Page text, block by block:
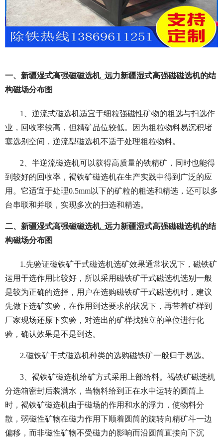
一、新疆湿式高强磁磁选机_远力新疆湿式高强磁磁选机的结
构磁场分布图
1、逆流式磁选机适宜于细粒强磁性矿物的粗选与扫选作
业，回收率较高，但精矿品位较低。因为粗粒物料易沉积堵
塞选别空间，逆流型磁选机不适于处理粗粒物料。
2、半逆流磁选机可以获得高质量的铁精矿，同时也能得
到较好的回收率，褐铁矿磁选机在生产实践中得到广泛的应
用。它适宜于处理0.5mm以下的矿粒的粗选和精选，还可以多
台串联和并联，实现多次的扫选和精选。
二、新疆湿式高强磁磁选机_远力新疆湿式高强磁磁选机的结
构磁场分布图
1.先验证磁铁矿干式磁选机选矿效果通常状况下，磁铁矿
运用干选作用比较好，所以采用磁铁矿干式磁选机选别一般
是较为正确的选择，用户在选购磁铁矿干式磁选机时，建议
先做下选矿实验，在作用到达要求的状况下，再带着矿样到
厂家现场还原下实验，对选出的矿样找独立的单位进行化
验，确认效果是不是到达。
2.磁铁矿干式磁选机种类的选购磁铁矿一般归于易选。
3、褐铁矿磁选机给矿方式采用上部给料。褐铁矿磁选机
分选箱密封后装满水，当物料给到正在水中运转的圆筒上
时，褐铁矿磁选机由于磁场的作用和水的浮力，使物料分
散，弱磁性矿物在磁力作用下顺着圆筒的旋转向精矿斗一边
偏移，而非磁性矿物不受磁力的影响而沿圆筒直接向下沉